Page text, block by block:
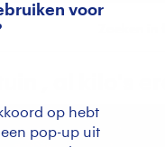
, al kilo's
voor
op hebt
pop-up uit